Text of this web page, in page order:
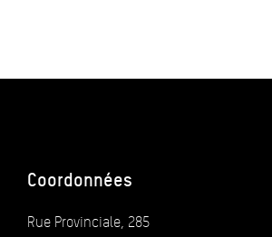
Coordonnées
Rue Provinciale, 285